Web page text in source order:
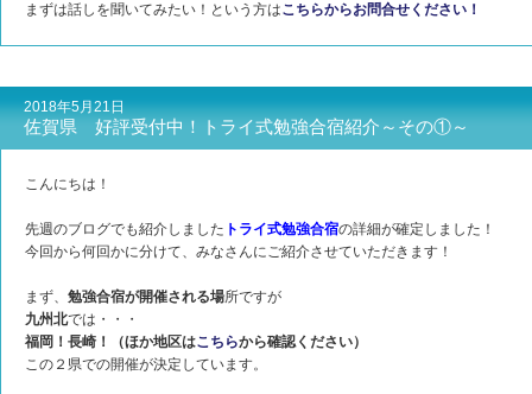
まずは話しを聞いてみたい！という方はこちらからお問合せください！
2018年5月21日
佐賀県 好評受付中！トライ式勉強合宿紹介～その①～
こんにちは！
先週のブログでも紹介しました トライ式勉強合宿の詳細が確定しました！
今回から何回かに分けて、みなさんにご紹介させていただきます！
まず、 勉強合宿が開催される場所ですが
九州北では・・・
福岡！長崎！（ほか地区はこちらから確認ください）
この２県での開催が決定しています。